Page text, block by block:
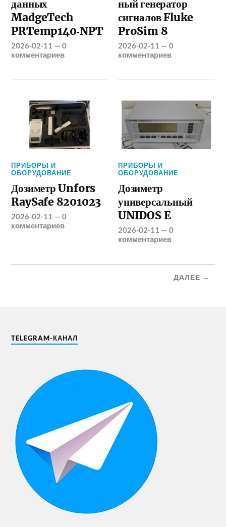
данных
MadgeTech
PRTemp140‑NPT
2026-02-11 —0
комментариев
ный генератор
сигналов Fluke
ProSim 8
2026-02-11 —0
комментариев
ПРИБОРЫ И
ОБОРУДОВАНИЕ
Дозиметр Unfors
RaySafe 8201023
2026-02-11 —0
комментариев
ПРИБОРЫ И
ОБОРУДОВАНИЕ
Дозиметр
универсальный
UNIDOS E
2026-02-11 —0
комментариев
ДАЛЕЕ →
TELEGRAM-КАНАЛ